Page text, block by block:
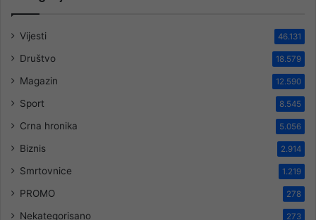
Vijesti 46.131
Društvo 18.579
Magazin 12.590
Sport 8.545
Crna hronika 5.056
Biznis 2.914
Smrtovnice 1.219
PROMO 278
Nekategorisano 273